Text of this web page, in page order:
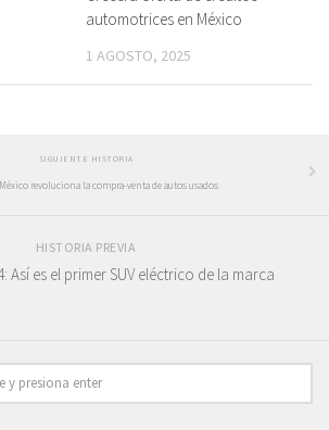
automotrices en México
1 AGOSTO, 2025
SIGUIENTE HISTORIA
revoluciona la compra-venta de autos usados
HISTORIA PREVIA
Así es el primer SUV eléctrico de la marca